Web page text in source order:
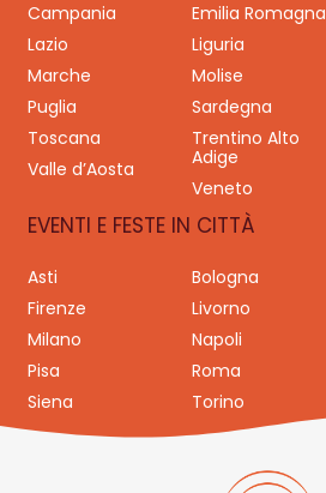
Campania
Emilia Romagna
Lazio
Liguria
Marche
Molise
Puglia
Sardegna
Toscana
Trentino Alto
Adige
Valle d’Aosta
Veneto
EVENTI E FESTE IN CITTÀ
Asti Bologna
Firenze
Livorno
Milano
Napoli
Pisa
Roma
Siena
Torino